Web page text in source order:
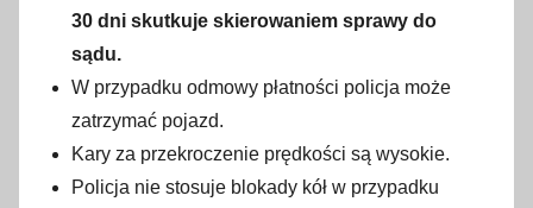
30 dni skutkuje skierowaniem sprawy do
sądu.
W przypadku odmowy płatności policja może
zatrzymać pojazd.
Kary za przekroczenie prędkości są wysokie.
Policja nie stosuje blokady kół w przypadku